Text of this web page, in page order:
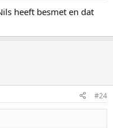
heeft besmet en dat
#24